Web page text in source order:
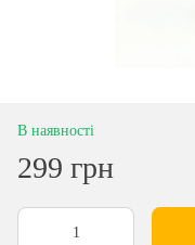
В наявності
299 грн